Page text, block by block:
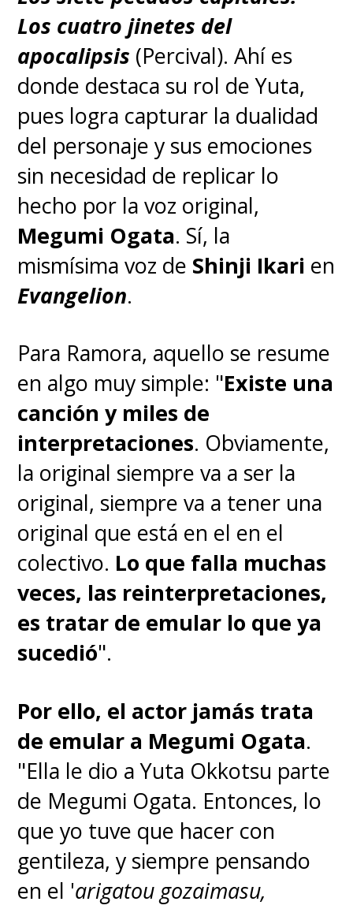
Los cuatro jinetes del
apocalipsis (Percival). Ahí es
donde destaca su rol de Yuta,
pues logra capturar la dualidad
del personaje y sus emociones
sin necesidad de replicar lo
hecho por la voz original,
Megumi Ogata. Sí, la
mismísima voz de Shinji Ikari en
Evangelion.
Para Ramora, aquello se resume
en algo muy simple: "Existe una
canción y miles de
interpretaciones. Obviamente,
la original siempre va a ser la
original, siempre va a tener una
original que está en el en el
colectivo. Lo que falla muchas
veces, las reinterpretaciones,
es tratar de emular lo que ya
sucedió".
Por ello, el actor jamás trata
de emular a Megumi Ogata.
"Ella le dio a Yuta Okkotsu parte
de Megumi Ogata. Entonces, lo
que yo tuve que hacer con
gentileza, y siempre pensando
en el 'arigatou gozaimasu,